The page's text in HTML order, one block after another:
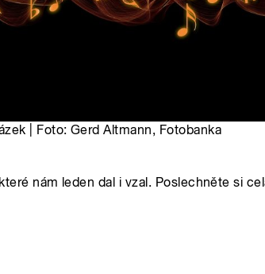
| Foto: Gerd Altmann, Fotobanka
nám leden dal i vzal. Poslechněte si